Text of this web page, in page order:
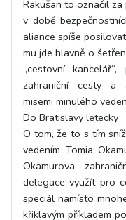
Rakušan to označil
v době
aliance spíše
mu jde hlavně o
„cestovní
zahraniční cesty a
misemi minulého
Do Bratislavy letecky
O tom, že to s tím
vedením Tomia
Okamurova
delegace využít pro
speciál namísto
křiklavým příkladem